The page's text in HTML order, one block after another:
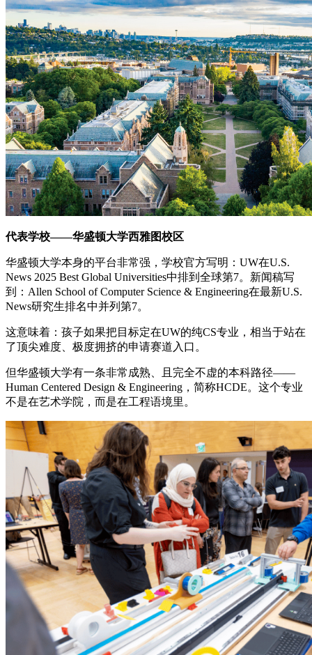
代表学校——华盛顿大学西雅图校区
华盛顿大学本身的平台非常强，学校官方写明：UW在U.S.
News 2025 Best Global Universities中排到全球第7。新闻稿写
到：Allen School of Computer Science & Engineering在最新U.S.
News研究生排名中并列第7。
这意味着：孩子如果把目标定在UW的纯CS专业，相当于站在
了顶尖难度、极度拥挤的申请赛道入口。
但华盛顿大学有一条非常成熟、且完全不虚的本科路径——
Human Centered Design & Engineering，简称HCDE。这个专业
不是在艺术学院，而是在工程语境里。